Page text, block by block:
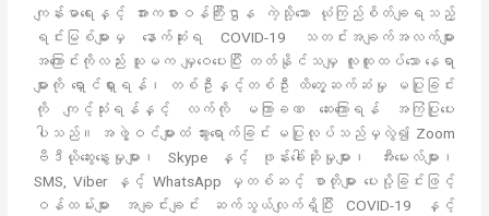
ကျန်းမာရေးနှင့် အားကစားဝန်ကြီးဌာန ကဲ့သို့သော ယုံကြည်စိတ်ချရသည့်
ရင်းမြစ်များမှ နောက်ဆုံးရ COVID-19 သတင်းအချက်အလက်များ
အကြောင်းကိုလည်း သူမက မျှဝေပေးပြီး တတ်နိုင်သမျှ လူထူထပ်သော နေရာ
များကို ရှောင်ရှားရန်၊ တစ်ဦးနှင့်တစ်ဦး ထိတွေ့ဆက်ဆံမှု မပြုခြင်း
ကို ကျင့်သုံးရန်နှင့် လက်ကို မကြာခဏ ဆေးကြောရန် အကြံပြုပေး
ပါသည်။ အဖွဲ့ဝင်များထံ သွားရောက်ခြင်း မပြုလုပ်သည်မှလွဲ၍ Zoom
ဗီဒီယိုဆွေးနွေးမှုများ၊ Skype နှင့် ဖုန်းခေါ်ဆိုမှုများ၊ အီးမေးလ်များ၊
SMS, Viber နှင့် WhatsApp မှတစ်ဆင့် စာတိုများ ပေးပို့ခြင်းဖြင့်
ဝန်ထမ်းများ အချင်းချင်း ဆက်သွယ်လျက်ရှိပြီး COVID-19 နှင့်